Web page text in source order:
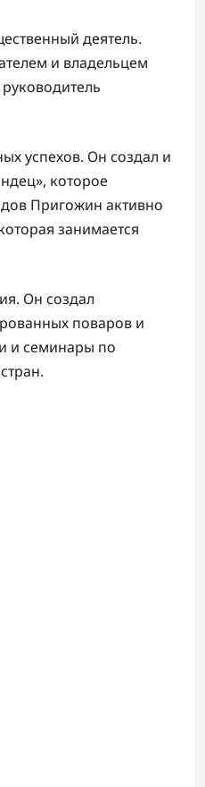
деятель.
и владельцем
успехов. Он создал и
которое
Пригожин активно
занимается
Он создал
поваров и
и семинары по